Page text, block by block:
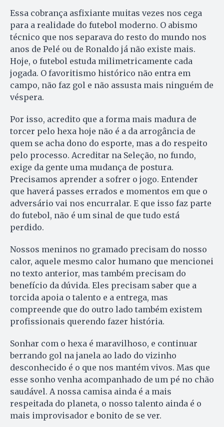
Essa cobrança asfixiante muitas vezes nos cega
para a realidade do futebol moderno. O abismo
técnico que nos separava do resto do mundo nos
anos de Pelé ou de Ronaldo já não existe mais.
Hoje, o futebol estuda milimetricamente cada
jogada. O favoritismo histórico não entra em
campo, não faz gol e não assusta mais ninguém de
véspera.
Por isso, acredito que a forma mais madura de
torcer pelo hexa hoje não é a da arrogância de
quem se acha dono do esporte, mas a do respeito
pelo processo. Acreditar na Seleção, no fundo,
exige da gente uma mudança de postura.
Precisamos aprender a sofrer o jogo. Entender
que haverá passes errados e momentos em que o
adversário vai nos encurralar. E que isso faz parte
do futebol, não é um sinal de que tudo está
perdido.
Nossos meninos no gramado precisam do nosso
calor, aquele mesmo calor humano que mencionei
no texto anterior, mas também precisam do
benefício da dúvida. Eles precisam saber que a
torcida apoia o talento e a entrega, mas
compreende que do outro lado também existem
profissionais querendo fazer história.
Sonhar com o hexa é maravilhoso, e continuar
berrando gol na janela ao lado do vizinho
desconhecido é o que nos mantém vivos. Mas que
esse sonho venha acompanhado de um pé no chão
saudável. A nossa camisa ainda é a mais
respeitada do planeta, o nosso talento ainda é o
mais improvisador e bonito de se ver.